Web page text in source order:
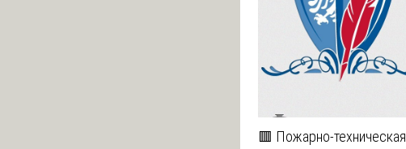
🟥 Пожарно-техническая